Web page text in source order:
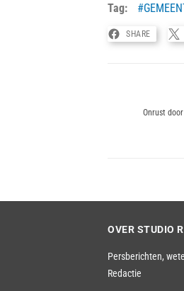
Tag:
SHARE
navigatie
Previous
Onrust
OVER STUDIO
Persberichten,
Redactie